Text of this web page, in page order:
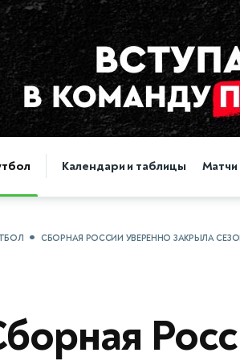
Календари и таблицы Матчи
СБОРНАЯ РОССИИ УВЕРЕННО ЗАКРЫЛА